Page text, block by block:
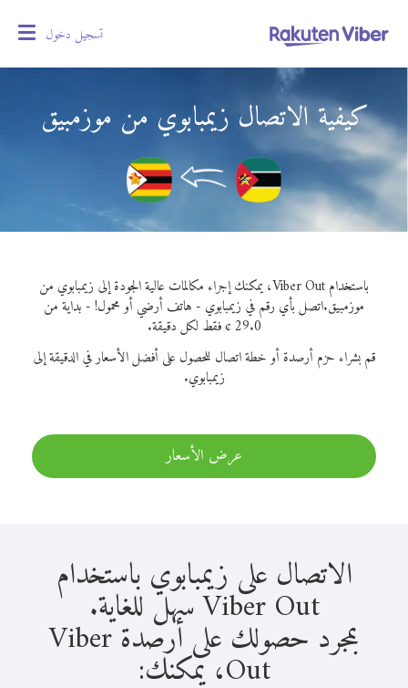
تسجيل دخول
كيفية الاتصال زيمبابوي من موزمبيق
باستخدام Viber Out، يمكنك إجراء مكالمات عالية الجودة إلى زيمبابوي من
موزمبيق.اتصل بأي رقم في زيمبابوي - هاتف أرضي أو محمول! - بداية من
29.0 ¢ فقط لكل دقيقة.
قم بشراء حزم أرصدة أو خطة اتصال للحصول على أفضل الأسعار في الدقيقة إلى
زيمبابوي.
عرض الأسعار
الاتصال على زيمبابوي باستخدام
Viber Out سهل للغاية.
بمجرد حصولك على أرصدة Viber
Out، يمكنك: